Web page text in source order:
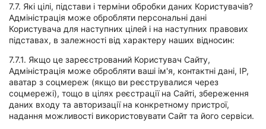
7.7. Які цілі, підстави і терміни обробки даних Користувачів?
Адміністрація може обробляти персональні дані
Користувача для наступних цілей і на наступних правових
підставах, в залежності від характеру наших відносин:
7.7.1. Якщо це зареєстрований Користувач Сайту,
Адміністрація може обробляти ваші ім'я, контактні дані, IP,
аватар з соцмереж (якщо ви реєструвалися через
соцмережі), тощо в цілях реєстрації на Сайті, збереження
даних входу та авторизації на конкретному пристрої,
надання можливості використовувати Сайт та його сервіси.